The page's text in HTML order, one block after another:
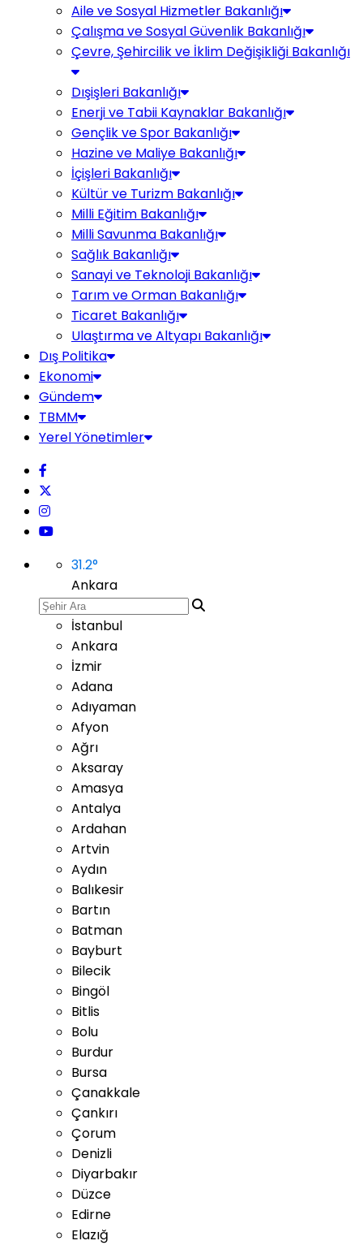
Aile ve Sosyal Hizmetler Bakanlığı
Çalışma ve Sosyal Güvenlik Bakanlığı
Çevre, Şehircilik ve İklim Değişikliği Bakanlığı
Dışişleri Bakanlığı
Enerji ve Tabii Kaynaklar Bakanlığı
Gençlik ve Spor Bakanlığı
Hazine ve Maliye Bakanlığı
İçişleri Bakanlığı
Kültür ve Turizm Bakanlığı
Milli Eğitim Bakanlığı
Milli Savunma Bakanlığı
Sağlık Bakanlığı
Sanayi ve Teknoloji Bakanlığı
Tarım ve Orman Bakanlığı
Ticaret Bakanlığı
Ulaştırma ve Altyapı Bakanlığı
Dış Politika
Ekonomi
Gündem
TBMM
Yerel Yönetimler
31.2°
Ankara
İstanbul
Ankara
İzmir
Adana
Adıyaman
Afyon
Ağrı
Aksaray
Amasya
Antalya
Ardahan
Artvin
Aydın
Balıkesir
Bartın
Batman
Bayburt
Bilecik
Bingöl
Bitlis
Bolu
Burdur
Bursa
Çanakkale
Çankırı
Çorum
Denizli
Diyarbakır
Düzce
Edirne
Elazığ